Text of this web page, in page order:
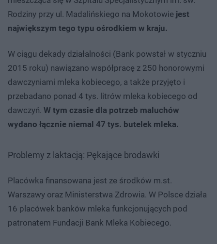
Rodziny przy ul. Madalińskiego na Mokotowie jest
największym tego typu ośrodkiem w kraju.
W ciągu dekady działalności (Bank powstał w styczniu
2015 roku) nawiązano współpracę z 250 honorowymi
dawczyniami mleka kobiecego, a także przyjęto i
przebadano ponad 4 tys. litrów mleka kobiecego od
dawczyń. W tym czasie dla potrzeb maluchów
wydano łącznie niemal 47 tys. butelek mleka.
Problemy z laktacją: Pękające brodawki
Placówka finansowana jest ze środków m.st.
Warszawy oraz Ministerstwa Zdrowia. W Polsce działa
16 placówek banków mleka funkcjonujących pod
patronatem Fundacji Bank Mleka Kobiecego.